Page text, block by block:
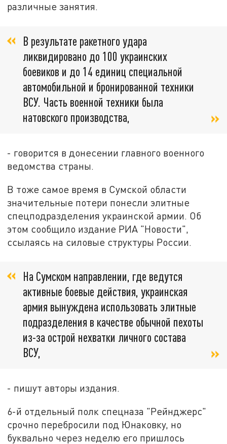
различные занятия.
В результате ракетного удара
ликвидировано до 100 украинских
боевиков и до 14 единиц специальной
автомобильной и бронированной техники
ВСУ. Часть военной техники была
натовского производства,
- говорится в донесении главного военного
ведомства страны.
В тоже самое время в Сумской области
значительные потери понесли элитные
спецподразделения украинской армии. Об
этом сообщило издание РИА "Новости",
ссылаясь на силовые структуры России.
На Сумском направлении, где ведутся
активные боевые действия, украинская
армия вынуждена использовать элитные
подразделения в качестве обычной пехоты
из-за острой нехватки личного состава
ВСУ,
- пишут авторы издания.
6-й отдельный полк спецназа "Рейнджерс"
срочно перебросили под Юнаковку, но
буквально через неделю его пришлось